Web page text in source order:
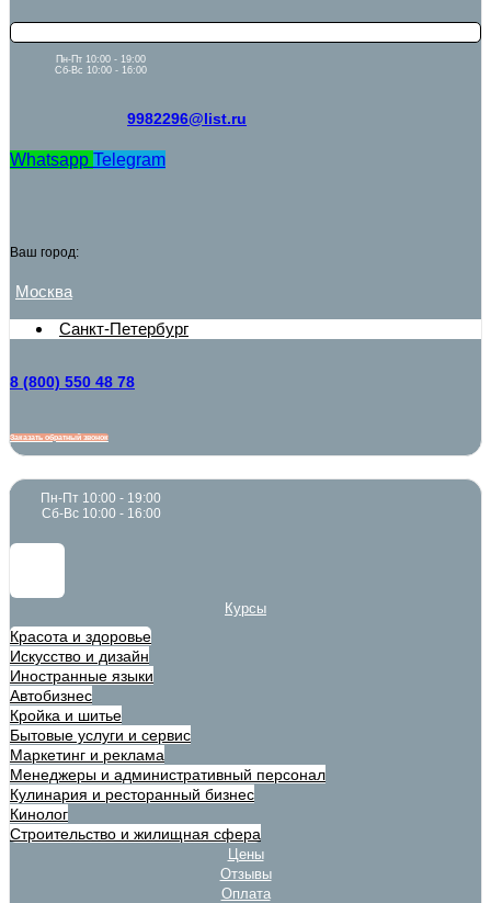
Пн-Пт 10:00 - 19:00
Сб-Вс 10:00 - 16:00
9982296@list.ru
Whatsapp Telegram
Ваш город:
Москва
Санкт-Петербург
8 (800) 550 48 78
Заказать обратный звонок
Пн-Пт 10:00 - 19:00
Сб-Вс 10:00 - 16:00
Курсы
Красота и здоровье
Искусство и дизайн
Иностранные языки
Автобизнес
Кройка и шитье
Бытовые услуги и сервис
Маркетинг и реклама
Менеджеры и административный персонал
Кулинария и ресторанный бизнес
Кинолог
Строительство и жилищная сфера
Цены
Отзывы
Оплата